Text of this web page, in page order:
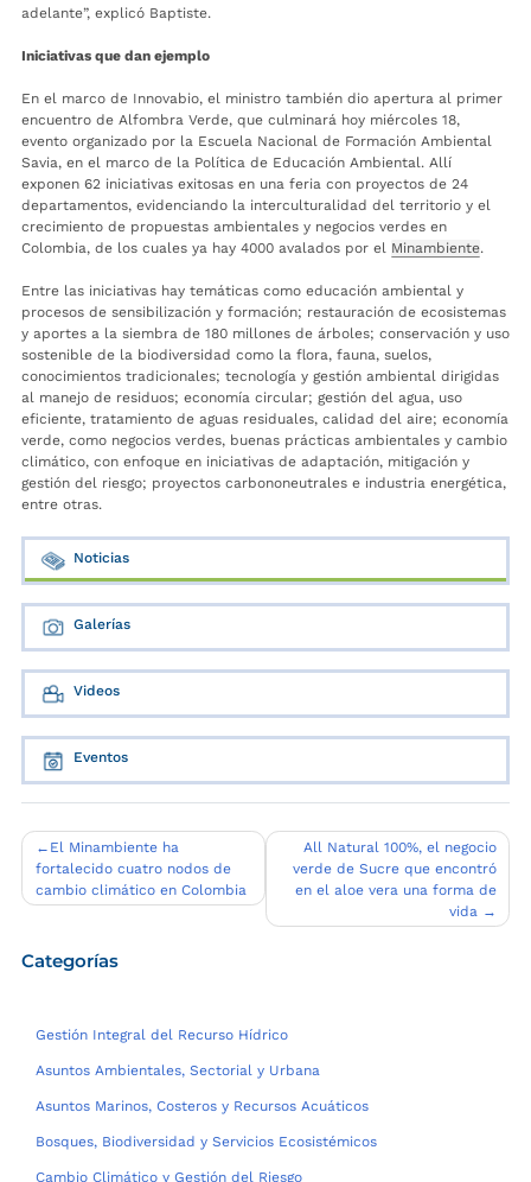
adelante”, explicó Baptiste.
Iniciativas que dan ejemplo
En el marco de Innovabio, el ministro también dio apertura al primer
encuentro de Alfombra Verde, que culminará hoy miércoles 18,
evento organizado por la Escuela Nacional de Formación Ambiental
Savia, en el marco de la Política de Educación Ambiental. Allí
exponen 62 iniciativas exitosas en una feria con proyectos de 24
departamentos, evidenciando la interculturalidad del territorio y el
crecimiento de propuestas ambientales y negocios verdes en
Colombia, de los cuales ya hay 4000 avalados por el Minambiente.
Entre las iniciativas hay temáticas como educación ambiental y
procesos de sensibilización y formación; restauración de ecosistemas
y aportes a la siembra de 180 millones de árboles; conservación y uso
sostenible de la biodiversidad como la flora, fauna, suelos,
conocimientos tradicionales; tecnología y gestión ambiental dirigidas
al manejo de residuos; economía circular; gestión del agua, uso
eficiente, tratamiento de aguas residuales, calidad del aire; economía
verde, como negocios verdes, buenas prácticas ambientales y cambio
climático, con enfoque en iniciativas de adaptación, mitigación y
gestión del riesgo; proyectos carbononeutrales e industria energética,
entre otras.
Noticias
Galerías
Videos
Eventos
Navegación
de
entradas
El Minambiente ha
fortalecido cuatro nodos de
cambio climático en Colombia
All Natural 100%, el negocio
verde de Sucre que encontró
en el aloe vera una forma de
vida
Categorías
Gestión Integral del Recurso Hídrico
Asuntos Ambientales, Sectorial y Urbana
Asuntos Marinos, Costeros y Recursos Acuáticos
Bosques, Biodiversidad y Servicios Ecosistémicos
Cambio Climático y Gestión del Riesgo